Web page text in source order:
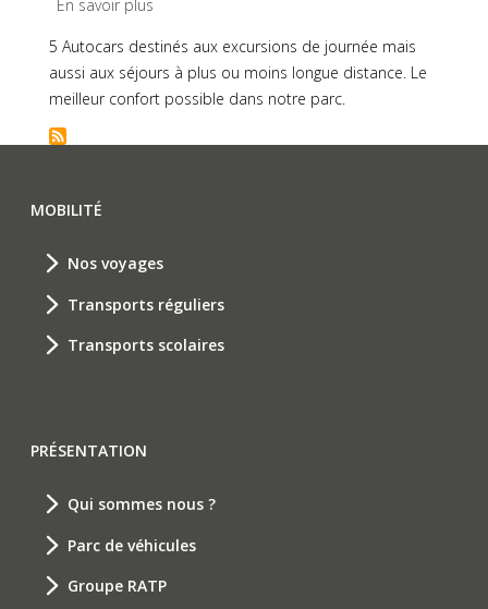
En savoir plus
DE
GRAND
TOURISME
5 Autocars destinés aux excursions de journée mais
aussi aux séjours à plus ou moins longue distance. Le
meilleur confort possible dans notre parc.
MOBILITÉ
Nos voyages
Transports réguliers
Transports scolaires
PRÉSENTATION
Qui sommes nous ?
Parc de véhicules
Groupe RATP